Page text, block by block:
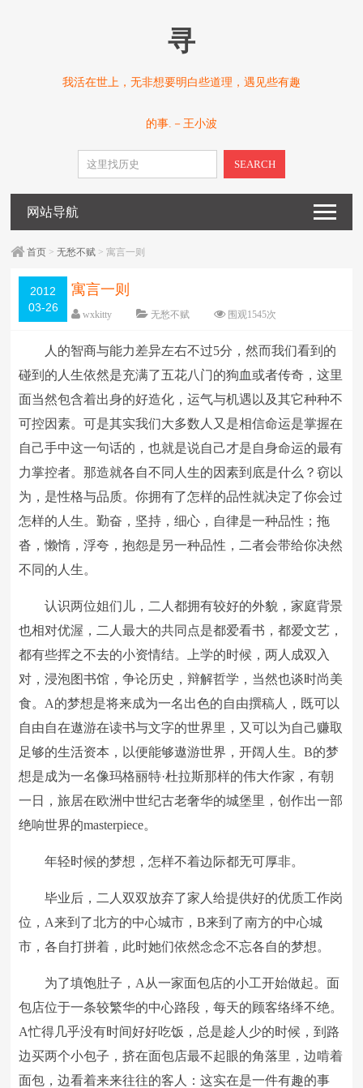
寻
我活在世上，无非想要明白些道理，遇见些有趣
的事.－王小波
SEARCH
网站导航
首页 >无愁不赋 > 寓言一则
2012
03-26
寓言一则
wxkitty 无愁不赋 围观1545次
字体：大 中 小
人的智商与能力差异左右不过5分，然而我们看到的
碰到的人生依然是充满了五花八门的狗血或者传奇，这里
面当然包含着出身的好造化，运气与机遇以及其它种种不
可控因素。可是其实我们大多数人又是相信命运是掌握在
自己手中这一句话的，也就是说自己才是自身命运的最有
力掌控者。那造就各自不同人生的因素到底是什么？窃以
为，是性格与品质。你拥有了怎样的品性就决定了你会过
怎样的人生。勤奋，坚持，细心，自律是一种品性；拖
沓，懒惰，浮夸，抱怨是另一种品性，二者会带给你决然
不同的人生。
认识两位姐们儿，二人都拥有较好的外貌，家庭背景
也相对优渥，二人最大的共同点是都爱看书，都爱文艺，
都有些挥之不去的小资情结。上学的时候，两人成双入
对，浸泡图书馆，争论历史，辩解哲学，当然也谈时尚美
食。A的梦想是将来成为一名出色的自由撰稿人，既可以
自由自在遨游在读书与文字的世界里，又可以为自己赚取
足够的生活资本，以便能够遨游世界，开阔人生。B的梦
想是成为一名像玛格丽特·杜拉斯那样的伟大作家，有朝
一日，旅居在欧洲中世纪古老奢华的城堡里，创作出一部
绝响世界的masterpiece。
年轻时候的梦想，怎样不着边际都无可厚非。
毕业后，二人双双放弃了家人给提供好的优质工作岗
位，A来到了北方的中心城市，B来到了南方的中心城
市，各自打拼着，此时她们依然念念不忘各自的梦想。
为了填饱肚子，A从一家面包店的小工开始做起。面
包店位于一条较繁华的中心路段，每天的顾客络绎不绝。
A忙得几乎没有时间好好吃饭，总是趁人少的时候，到路
边买两个小包子，挤在面包店最不起眼的角落里，边啃着
面包，边看着来来往往的客人：这实在是一件有趣的事